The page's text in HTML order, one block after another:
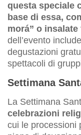
questa speciale
base di essa,
morá” o insalate
dell’evento
degustazioni
spettacoli di
Settimana
La Settimana
celebrazioni
cui le processioni